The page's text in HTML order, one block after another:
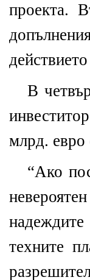
проекта.
В
млрд. евро
“Ако
техните